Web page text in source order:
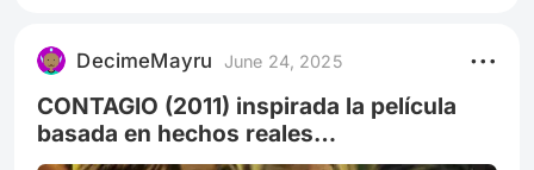
DecimeMayru June 24, 2025
CONTAGIO (2011) inspirada la película
basada en hechos reales
#cartelerapeliplat #voyalmultiplex